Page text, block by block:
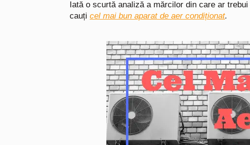
Iată o scurtă analiză a mărcilor din care ar
cauți cel mai bun aparat de aer condiționat.